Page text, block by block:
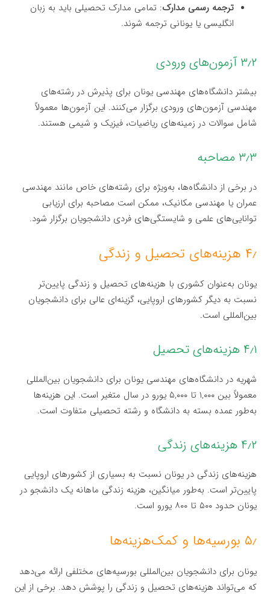
ترجمه رسمی مدارک: تمامی مدارک تحصیلی باید به زبان
انگلیسی یا یونانی ترجمه شوند.
۳٫۲ آزمون‌های ورودی
بیشتر دانشگاه‌های مهندسی یونان برای پذیرش در رشته‌های
مهندسی آزمون‌های ورودی برگزار می‌کنند. این آزمون‌ها معمولاً
شامل سوالات در زمینه‌های ریاضیات، فیزیک و شیمی هستند.
۳٫۳ مصاحبه
در برخی از دانشگاه‌ها، به‌ویژه برای رشته‌های خاص مانند مهندسی
عمران یا مهندسی مکانیک، ممکن است مصاحبه برای ارزیابی
توانایی‌های علمی و شایستگی‌های فردی دانشجویان برگزار شود.
۴٫ هزینه‌های تحصیل و زندگی
یونان به‌عنوان کشوری با هزینه‌های تحصیل و زندگی پایین‌تر
نسبت به دیگر کشورهای اروپایی، گزینه‌ای عالی برای دانشجویان
بین‌المللی است.
۴٫۱ هزینه‌های تحصیل
شهریه در دانشگاه‌های مهندسی یونان برای دانشجویان بین‌المللی
معمولاً بین ۱,۰۰۰ تا ۵,۰۰۰ یورو در سال متغیر است. این هزینه‌ها
به‌طور عمده بسته به دانشگاه و رشته تحصیلی متفاوت است.
۴٫۲ هزینه‌های زندگی
هزینه‌های زندگی در یونان نسبت به بسیاری از کشورهای اروپایی
پایین‌تر است. به‌طور میانگین، هزینه زندگی ماهانه یک دانشجو در
یونان حدود ۵۰۰ تا ۸۰۰ یورو است.
۵٫ بورسیه‌ها و کمک‌هزینه‌ها
یونان برای دانشجویان بین‌المللی بورسیه‌های مختلفی ارائه می‌دهد
که می‌تواند هزینه‌های تحصیل و زندگی را پوشش دهد. برخی از این